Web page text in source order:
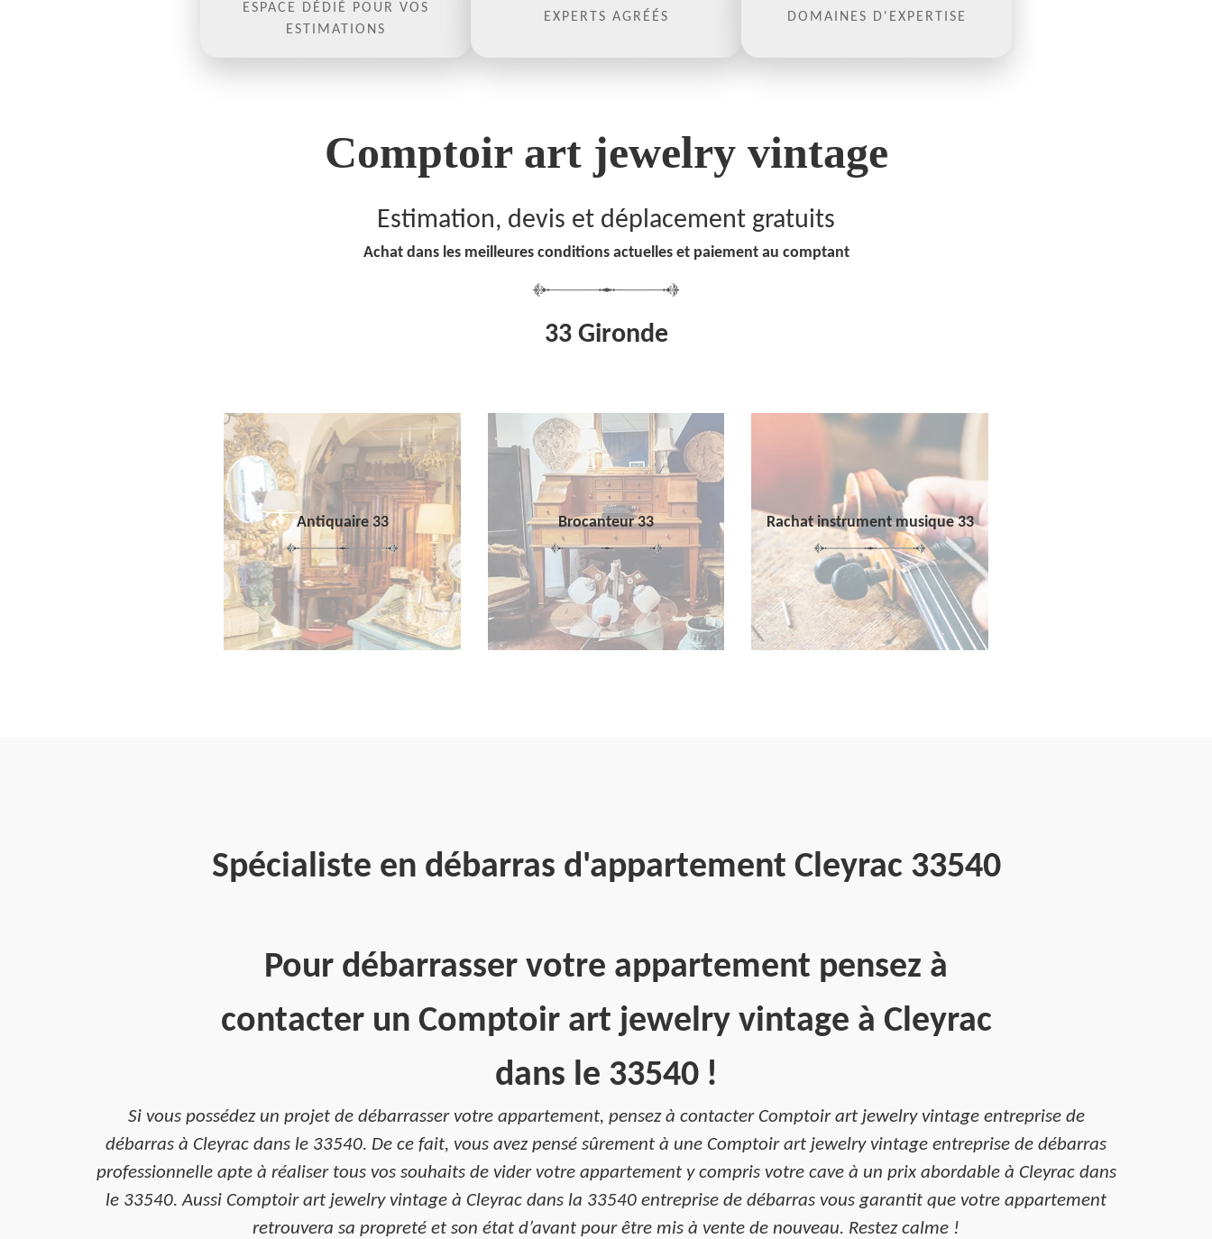
ESPACE DÉDIÉ POUR VOS
ESTIMATIONS
EXPERTS AGRÉÉS DOMAINES D'EXPERTISE
Comptoir art jewelry vintage
Estimation, devis et déplacement gratuits
Achat dans les meilleures conditions actuelles et paiement au comptant
33 Gironde
Antiquaire 33 Brocanteur 33 Rachat instrument musique 33
Spécialiste en débarras d'appartement Cleyrac 33540
Pour débarrasser votre appartement pensez à
contacter un Comptoir art jewelry vintage à Cleyrac
dans le 33540 !
Si vous possédez un projet de débarrasser votre appartement, pensez à contacter Comptoir art jewelry vintage entreprise de
débarras à Cleyrac dans le 33540. De ce fait, vous avez pensé sûrement à une Comptoir art jewelry vintage entreprise de débarras
professionnelle apte à réaliser tous vos souhaits de vider votre appartement y compris votre cave à un prix abordable à Cleyrac dans
le 33540. Aussi Comptoir art jewelry vintage à Cleyrac dans la 33540 entreprise de débarras vous garantit que votre appartement
retrouvera sa propreté et son état d’avant pour être mis à vente de nouveau. Restez calme !